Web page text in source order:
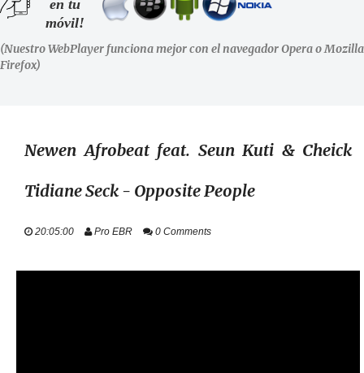
SHOWS
LA RADIO
STAFF
EVENTOS
+ INFO
en tu
móvil!
(Nuestro WebPlayer funciona mejor con el navegador Opera o Mozilla
Firefox)
Newen Afrobeat feat. Seun Kuti & Cheick
Tidiane Seck - Opposite People
20:05:00 Pro EBR 0 Comments